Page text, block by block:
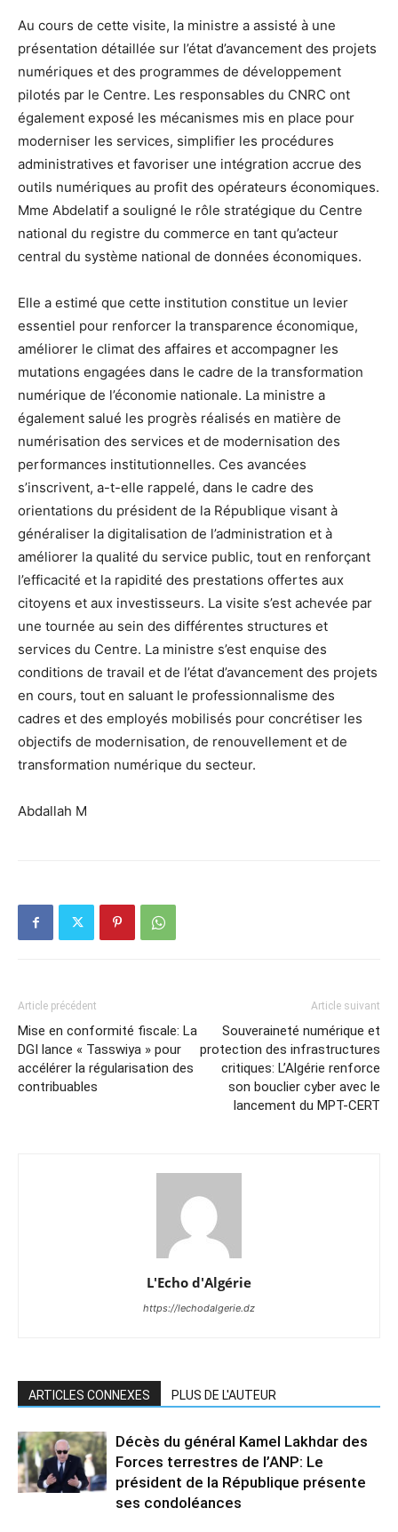
Au cours de cette visite, la ministre a assisté à une
présentation détaillée sur l’état d’avancement des projets
numériques et des programmes de développement
pilotés par le Centre. Les responsables du CNRC ont
également exposé les mécanismes mis en place pour
moderniser les services, simplifier les procédures
administratives et favoriser une intégration accrue des
outils numériques au profit des opérateurs économiques.
Mme Abdelatif a souligné le rôle stratégique du Centre
national du registre du commerce en tant qu’acteur
central du système national de données économiques.
Elle a estimé que cette institution constitue un levier
essentiel pour renforcer la transparence économique,
améliorer le climat des affaires et accompagner les
mutations engagées dans le cadre de la transformation
numérique de l’économie nationale. La ministre a
également salué les progrès réalisés en matière de
numérisation des services et de modernisation des
performances institutionnelles. Ces avancées
s’inscrivent, a-t-elle rappelé, dans le cadre des
orientations du président de la République visant à
généraliser la digitalisation de l’administration et à
améliorer la qualité du service public, tout en renforçant
l’efficacité et la rapidité des prestations offertes aux
citoyens et aux investisseurs. La visite s’est achevée par
une tournée au sein des différentes structures et
services du Centre. La ministre s’est enquise des
conditions de travail et de l’état d’avancement des projets
en cours, tout en saluant le professionnalisme des
cadres et des employés mobilisés pour concrétiser les
objectifs de modernisation, de renouvellement et de
transformation numérique du secteur.
Abdallah M
Article précédent
Mise en conformité fiscale: La
DGI lance « Tasswiya » pour
accélérer la régularisation des
contribuables
Article suivant
Souveraineté numérique et
protection des infrastructures
critiques: L’Algérie renforce
son bouclier cyber avec le
lancement du MPT-CERT
L'Echo d'Algérie
https://lechodalgerie.dz
ARTICLES CONNEXES PLUS DE L'AUTEUR
Décès du général Kamel Lakhdar des
Forces terrestres de l’ANP: Le
président de la République présente
ses condoléances